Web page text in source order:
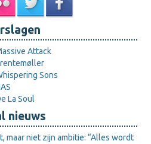
Attack
Sons
La Soul
nieuws
maar niet zijn ambitie: “Alles wordt